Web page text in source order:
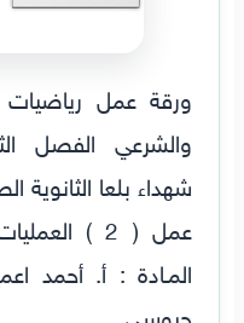
ورقة عمل
شهداء بلعا الثانوية
عمل ( 2 )
المـادة : أ. أحمد
جيوسي